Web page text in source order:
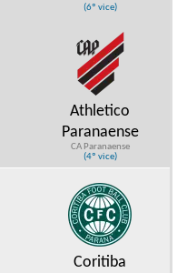
(6º vice)
Athletico
Paranaense
CA Paranaense
(4º vice)
Coritiba